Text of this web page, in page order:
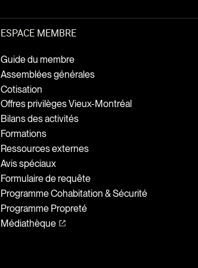
ESPACE MEMBRE
Guide du membre
Assemblées générales
Cotisation
Offres privilèges Vieux-Montréal
Bilans des activités
Formations
Ressources externes
Avis spéciaux
Formulaire de requête
Programme Cohabitation & Sécurité
Programme Propreté
Médiathèque